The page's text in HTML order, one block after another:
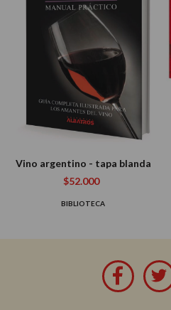
Vino argentino - tapa blanda
$52.000
BIBLIOTECA